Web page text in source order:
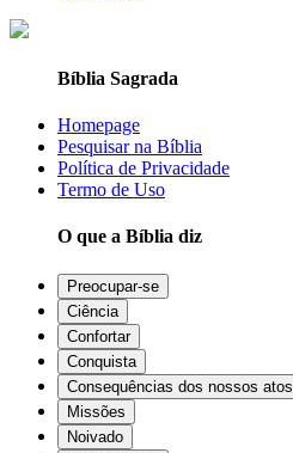
Bíblia Sagrada
Homepage
Pesquisar na Bíblia
Política de Privacidade
Termo de Uso
O que a Bíblia diz
Preocupar-se
Ciência
Confortar
Conquista
Consequências dos nossos atos
Missões
Noivado